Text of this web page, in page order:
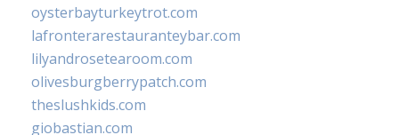
oysterbayturkeytrot.com
lafronterarestauranteybar.com
lilyandrosetearoom.com
olivesburgberrypatch.com
theslushkids.com
giobastian.com